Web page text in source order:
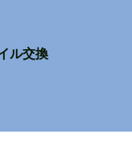
ル交換